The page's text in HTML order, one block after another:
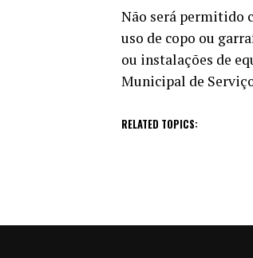
Não será permitido
uso de copo ou
ou instalações de
Municipal de
RELATED TOPICS: